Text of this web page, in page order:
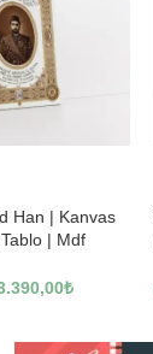
Han | Kanvas
| Mdf
₺